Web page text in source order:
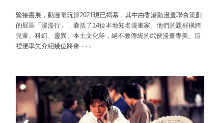
緊接書展，動漫電玩節2021現已揭幕，其中由香港動漫畫聯會策劃
的展區「漫漫行」，囊括了14位本地知名漫畫家。他們的題材橫跨
兒童、科幻、靈異、本土文化等，絕不教傳統的武俠漫畫專美。這
裡便率先介紹幾位將會 · · ·